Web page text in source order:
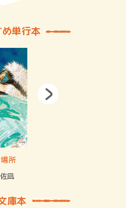
単行本
所
凪
庫本